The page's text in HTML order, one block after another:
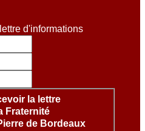
d'informations
la lettre
Fraternité
de Bordeaux